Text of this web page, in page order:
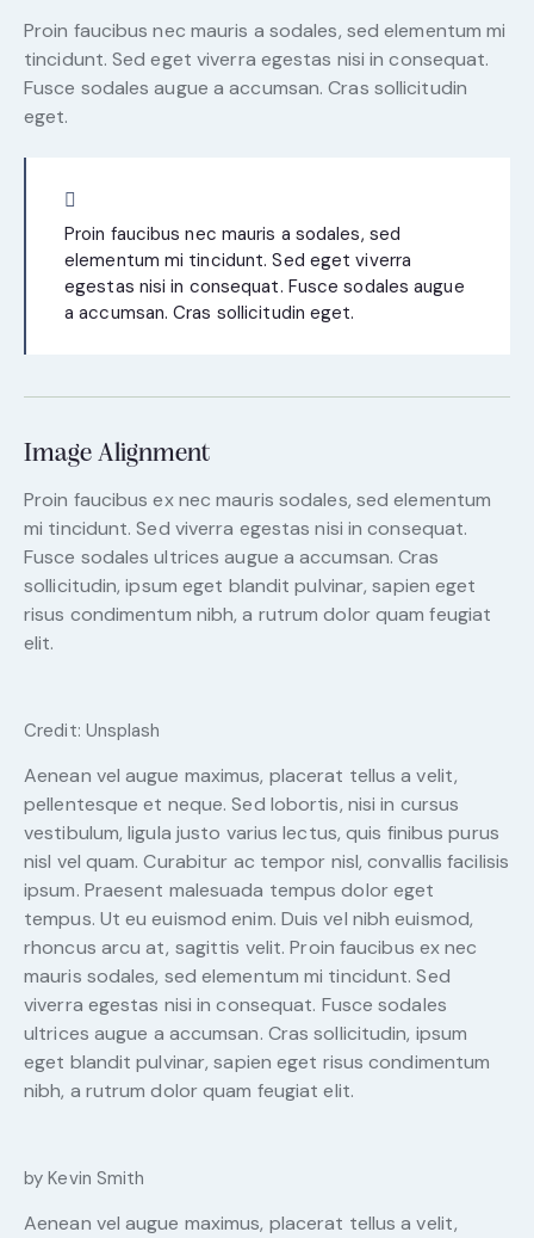
Proin faucibus nec mauris a sodales, sed elementum mi
tincidunt. Sed eget viverra egestas nisi in consequat.
Fusce sodales augue a accumsan. Cras sollicitudin
eget.
Proin faucibus nec mauris a sodales, sed
elementum mi tincidunt. Sed eget viverra
egestas nisi in consequat. Fusce sodales augue
a accumsan. Cras sollicitudin eget.
Image Alignment
Proin faucibus ex nec mauris sodales, sed elementum
mi tincidunt. Sed viverra egestas nisi in consequat.
Fusce sodales ultrices augue a accumsan. Cras
sollicitudin, ipsum eget blandit pulvinar, sapien eget
risus condimentum nibh, a rutrum dolor quam feugiat
elit.
Credit: Unsplash
Aenean vel augue maximus, placerat tellus a velit,
pellentesque et neque. Sed lobortis, nisi in cursus
vestibulum, ligula justo varius lectus, quis finibus purus
nisl vel quam. Curabitur ac tempor nisl, convallis facilisis
ipsum. Praesent malesuada tempus dolor eget
tempus. Ut eu euismod enim. Duis vel nibh euismod,
rhoncus arcu at, sagittis velit. Proin faucibus ex nec
mauris sodales, sed elementum mi tincidunt. Sed
viverra egestas nisi in consequat. Fusce sodales
ultrices augue a accumsan. Cras sollicitudin, ipsum
eget blandit pulvinar, sapien eget risus condimentum
nibh, a rutrum dolor quam feugiat elit.
by Kevin Smith
Aenean vel augue maximus, placerat tellus a velit,